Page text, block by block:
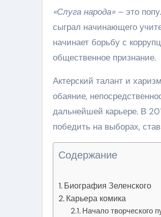
«Слуга народа» – это
сыграл начинающего
начинает борьбу с
общественное признание.
Актерский талант и
обаяние,
дальнейшей карьере. В
победить на выборах,
Содержание
Биография Зеленского
Карьера комика
Начало творческого